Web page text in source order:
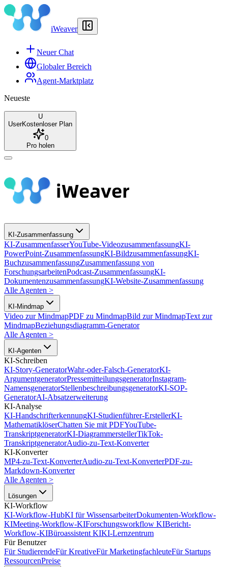
iWeaver
Neuer Chat
Globaler Bereich
Agent-Marktplatz
Neueste
U
UserKostenloser Plan
0
Pro holen
KI-Zusammenfassung
KI-ZusammenfasserYouTube-VideozusammenfassungKI-
PowerPoint-ZusammenfassungKI-BildzusammenfassungKI-
BuchzusammenfassungZusammenfassung von
ForschungsarbeitenPodcast-ZusammenfassungKI-
DokumentenzusammenfassungKI-Website-Zusammenfassung
Alle Agenten >
KI-Mindmap
Video zur MindmapPDF zu MindmapBild zur MindmapText zur
MindmapBeziehungsdiagramm-Generator
Alle Agenten >
KI-Agenten
KI-Schreiben
KI-Story-GeneratorWahr-oder-Falsch-GeneratorKI-
ArgumentgeneratorPressemitteilungsgeneratorInstagram-
NamensgeneratorStellenbeschreibungsgeneratorKI-SOP-
GeneratorAI-Absatzerweiterung
KI-Analyse
KI-HandschrifterkennungKI-Studienführer-ErstellerKI-
MathematiklöserChatten Sie mit PDFYouTube-
TranskriptgeneratorKI-DiagrammerstellerTikTok-
TranskriptgeneratorAudio-zu-Text-Konverter
KI-Konverter
MP4-zu-Text-KonverterAudio-zu-Text-KonverterPDF-zu-
Markdown-Konverter
Alle Agenten >
Lösungen
KI-Workflow
KI-Workflow-HubKI für WissensarbeiterDokumenten-Workflow-
KIMeeting-Workflow-KIForschungsworkflow KIBericht-
Workflow-KIBüroassistent KIKI-Lernzentrum
Für Benutzer
Für StudierendeFür KreativeFür MarketingfachleuteFür Startups
RessourcenPreise